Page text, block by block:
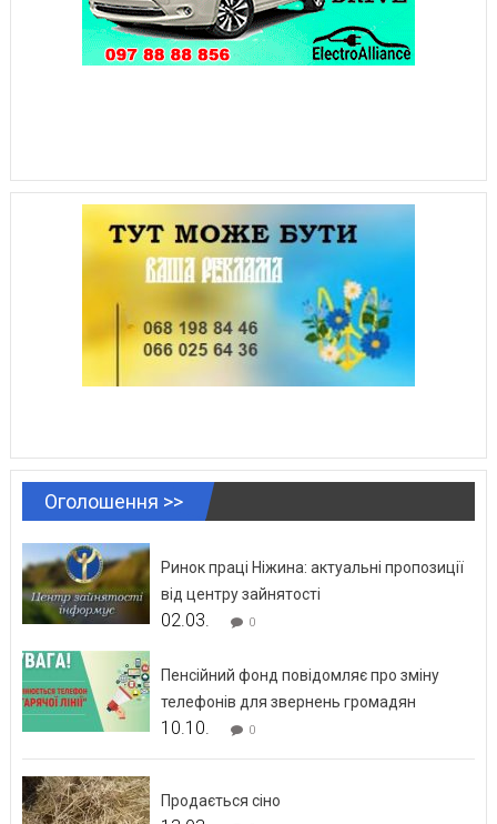
Оголошення >>
Ринок праці Ніжина: актуальні пропозиції
від центру зайнятості
02.03. 0
Пенсійний фонд повідомляє про зміну
телефонів для звернень громадян
10.10. 0
Продається сіно